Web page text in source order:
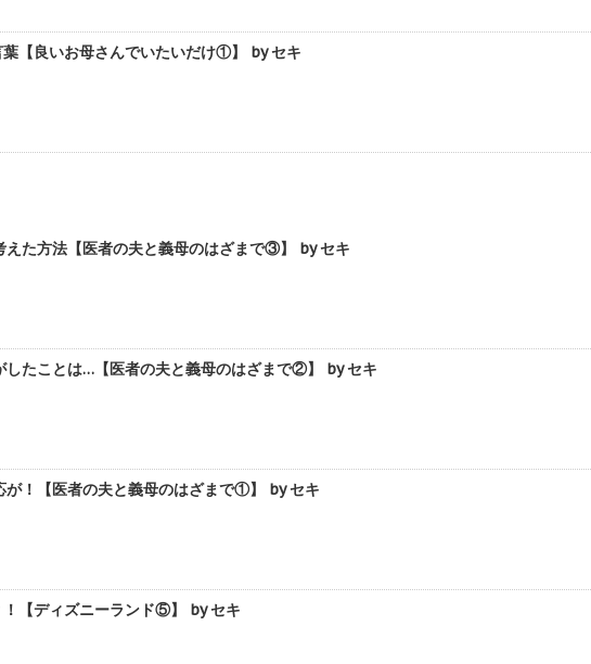
【良いお母さんでいたいだけ①】 by セキ
た方法【医者の夫と義母のはざまで③】 by セキ
したことは…【医者の夫と義母のはざまで②】 by セキ
が！【医者の夫と義母のはざまで①】 by セキ
【ディズニーランド⑤】 by セキ